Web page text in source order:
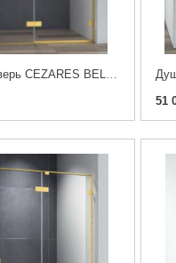
Душевая дверь CEZARES BELLAGIO-B-12-120-C-BORO
51